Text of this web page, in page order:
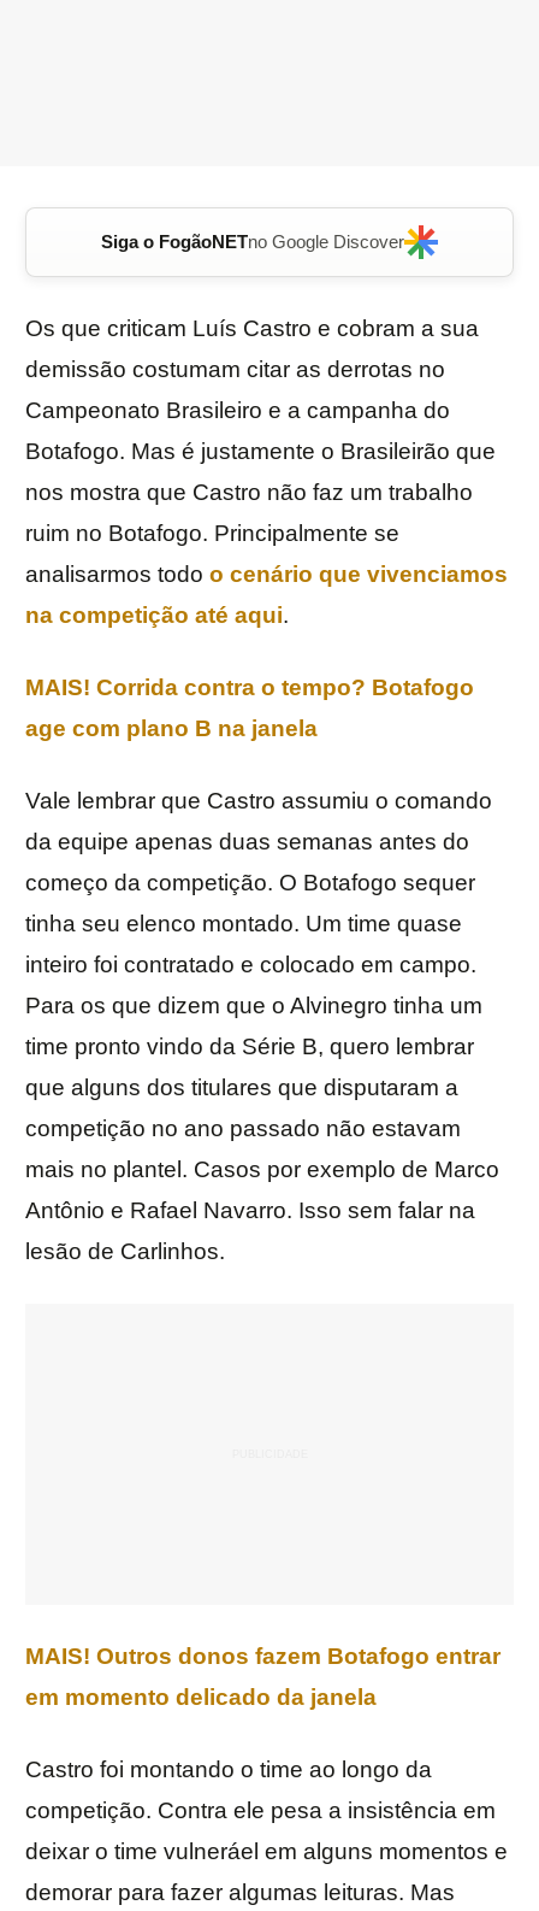
Siga o FogãoNETno Google Discover
Os que criticam Luís Castro e cobram a sua
demissão costumam citar as derrotas no
Campeonato Brasileiro e a campanha do
Botafogo. Mas é justamente o Brasileirão que
nos mostra que Castro não faz um trabalho
ruim no Botafogo. Principalmente se
analisarmos todo o cenário que vivenciamos
na competição até aqui.
MAIS! Corrida contra o tempo? Botafogo
age com plano B na janela
Vale lembrar que Castro assumiu o comando
da equipe apenas duas semanas antes do
começo da competição. O Botafogo sequer
tinha seu elenco montado. Um time quase
inteiro foi contratado e colocado em campo.
Para os que dizem que o Alvinegro tinha um
time pronto vindo da Série B, quero lembrar
que alguns dos titulares que disputaram a
competição no ano passado não estavam
mais no plantel. Casos por exemplo de Marco
Antônio e Rafael Navarro. Isso sem falar na
lesão de Carlinhos.
MAIS! Outros donos fazem Botafogo entrar
em momento delicado da janela
Castro foi montando o time ao longo da
competição. Contra ele pesa a insistência em
deixar o time vulneráel em alguns momentos e
demorar para fazer algumas leituras. Mas